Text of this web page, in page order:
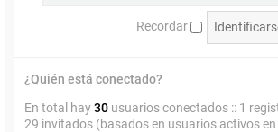
Recordar
¿Quién está conectado?
En total hay30 usuarios conectados :: 1
29 invitados (basados en usuarios activos